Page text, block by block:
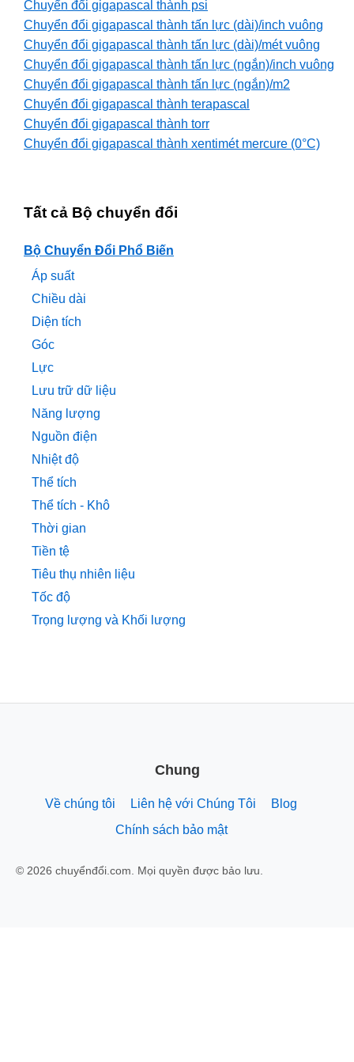
Chuyển đổi gigapascal thành psi
Chuyển đổi gigapascal thành tấn lực (dài)/inch vuông
Chuyển đổi gigapascal thành tấn lực (dài)/mét vuông
Chuyển đổi gigapascal thành tấn lực (ngắn)/inch vuông
Chuyển đổi gigapascal thành tấn lực (ngắn)/m2
Chuyển đổi gigapascal thành terapascal
Chuyển đổi gigapascal thành torr
Chuyển đổi gigapascal thành xentimét mercure (0°C)
Tất cả Bộ chuyển đổi
Bộ Chuyển Đổi Phổ Biến
Áp suất
Chiều dài
Diện tích
Góc
Lực
Lưu trữ dữ liệu
Năng lượng
Nguồn điện
Nhiệt độ
Thể tích
Thể tích - Khô
Thời gian
Tiền tệ
Tiêu thụ nhiên liệu
Tốc độ
Trọng lượng và Khối lượng
Chung
Về chúng tôi Liên hệ với Chúng Tôi
Blog
Chính sách bảo mật
© 2026 chuyểnđổi.com. Mọi quyền được bảo lưu.